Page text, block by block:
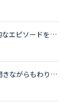
ネイティブキャンプで出会った先生との印象的なエピソードをシェアしませんか？私は最近、カメルーン人の先生のレッスンにハマっています。あるとき先生が「カメルーンやアフリカについて、日本人はどんな印象を...
先日の津波警報、九州以外の日本人は警報を聞きながらもわりかし落ち着いていた人が多かったと思うのですが、外国人は相当怖かったらしく、夜中の2時までずっと窓を開けてバックパック抱えて震えていた、、、と言...